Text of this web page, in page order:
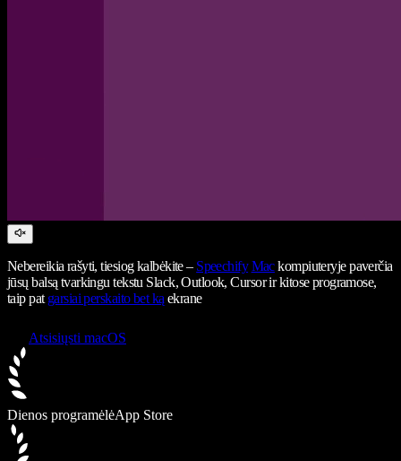
Nebereikia rašyti, tiesiog kalbėkite – Speechify Mackompiuteryje paverčia
jūsų balsą tvarkingu tekstu Slack, Outlook, Cursor ir kitose programose,
taip pat garsiai perskaito bet ką ekrane
Atsisiųsti macOS
Dienos programėlėApp Store